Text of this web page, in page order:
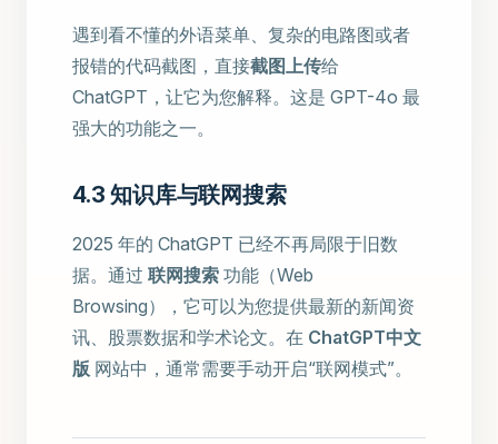
遇到看不懂的外语菜单、复杂的电路图或者
报错的代码截图，直接截图上传给
ChatGPT，让它为您解释。这是 GPT-4o 最
强大的功能之一。
4.3 知识库与联网搜索
2025 年的 ChatGPT 已经不再局限于旧数
据。通过 联网搜索 功能（Web
Browsing），它可以为您提供最新的新闻资
讯、股票数据和学术论文。在 ChatGPT中文
版 网站中，通常需要手动开启“联网模式”。